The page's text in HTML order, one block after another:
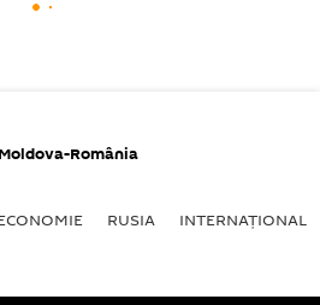
Moldova-România
RUSIA INTERNAŢIONAL